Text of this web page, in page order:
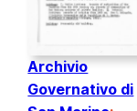
Archivio
Governativo di